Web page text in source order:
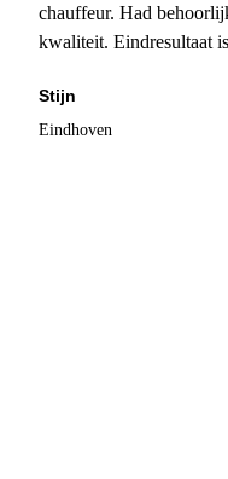
chauffeur. Had
kwaliteit. Eindresultaat
Stijn
Eindhoven